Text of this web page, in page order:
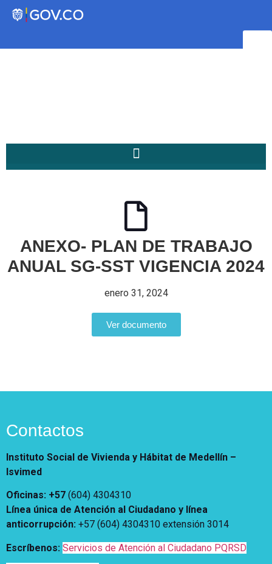
Hábitat de Medellín
Servicios
Mejoramiento de
Vivienda
Vivienda Nueva
Notificaciones
Directorio de servidores
A+ A A-
Contraste
Centro de relevo
Más Información sobre Accesibilidad
ANEXO- PLAN DE TRABAJO
ANUAL SG-SST VIGENCIA 2024
enero 31, 2024
Ver documento
Contactos
Instituto Social de Vivienda y Hábitat de Medellín –
Isvimed
Oficinas: +57 (604) 4304310
Línea única de Atención al Ciudadano y línea
anticorrupción: +57 (604) 4304310 extensión 3014
Escríbenos: Servicios de Atención al Ciudadano PQRSD